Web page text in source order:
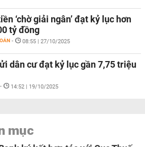
‘chờ giải ngân’ đạt kỷ lục hơn
tỷ đồng
- 08:55 | 27/10/2025
dân cư đạt kỷ lục gần 7,75 triệu
- 14:52 | 19/10/2025
mục